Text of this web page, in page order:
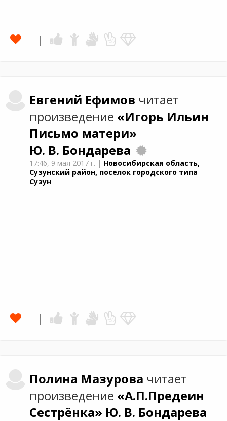
Евгений Ефимов читает
произведение «Игорь Ильин
Письмо матери»
Ю. В. Бондарева
17:46, 9 мая 2017 г. | Новосибирская область,
Сузунский район, поселок городского типа
Сузун
Полина Мазурова читает
произведение «А.П.Предеин
Сестрёнка» Ю. В. Бондарева